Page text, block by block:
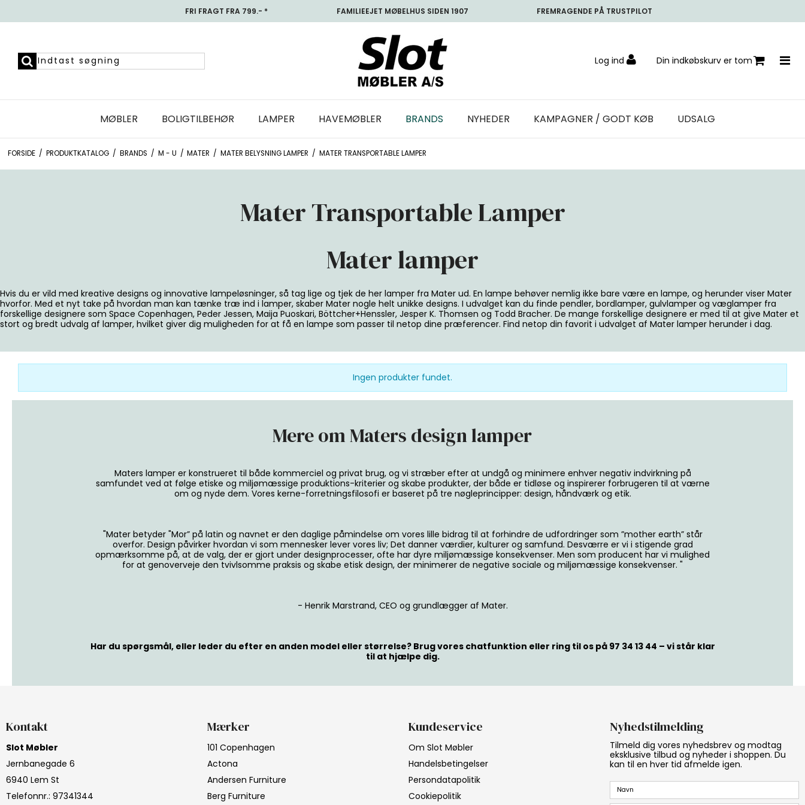
FRI FRAGT FRA 799.- * FAMILIEEJET MØBELHUS SIDEN 1907 FREMRAGENDE PÅ TRUSTPILOT
Log ind Din indkøbskurv er tom
MØBLER BOLIGTILBEHØR LAMPER HAVEMØBLER BRANDS NYHEDER KAMPAGNER / GODT KØB UDSALG
FORSIDE / PRODUKTKATALOG / BRANDS / M - U / MATER / MATER BELYSNING LAMPER / MATER TRANSPORTABLE LAMPER
Mater Transportable Lamper
Mater lamper
Hvis du er vild med kreative designs og innovative lampeløsninger, så tag lige og tjek de her lamper fra Mater ud. En lampe behøver nemlig ikke bare være en lampe, og herunder viser Mater
hvorfor. Med et nyt take på hvordan man kan tænke træ ind i lamper, skaber Mater nogle helt unikke designs. I udvalget kan du finde pendler, bordlamper, gulvlamper og væglamper fra
forskellige designere som Space Copenhagen, Peder Jessen, Maija Puoskari, Böttcher+Henssler, Jesper K. Thomsen og Todd Bracher. De mange forskellige designere er med til at give Mater et
stort og bredt udvalg af lamper, hvilket giver dig muligheden for at få en lampe som passer til netop dine præferencer. Find netop din favorit i udvalget af Mater lamper herunder i dag.
Ingen produkter fundet.
Mere om Maters design lamper
Maters lamper er konstrueret til både kommerciel og privat brug, og vi stræber efter at undgå og minimere enhver negativ indvirkning på
samfundet ved at følge etiske og miljømæssige produktions-kriterier og skabe produkter, der både er tidløse og inspirerer forbrugeren til at værne
om og nyde dem. Vores kerne-forretningsfilosofi er baseret på tre nøgleprincipper: design, håndværk og etik.
"Mater betyder "Mor” på latin og navnet er den daglige påmindelse om vores lille bidrag til at forhindre de udfordringer som ”mother earth” står
overfor. Design påvirker hvordan vi som mennesker lever vores liv; Det danner værdier, kulturer og samfund. Desværre er vi i stigende grad
opmærksomme på, at de valg, der er gjort under designprocesser, ofte har dyre miljømæssige konsekvenser. Men som producent har vi mulighed
for at genoverveje den tvivlsomme praksis og skabe etisk design, der minimerer de negative sociale og miljømæssige konsekvenser. "
- Henrik Marstrand, CEO og grundlægger af Mater.
Har du spørgsmål, eller leder du efter en anden model eller størrelse? Brug vores chatfunktion eller ring til os på 97 34 13 44 – vi står klar
til at hjælpe dig.
Kontakt
Slot Møbler
Jernbanegade 6
6940 Lem St
Telefonnr.: 97341344
Mærker
101 Copenhagen
Actona
Andersen Furniture
Berg Furniture
Kundeservice
Om Slot Møbler
Handelsbetingelser
Persondatapolitik
Cookiepolitik
Nyhedstilmelding
Tilmeld dig vores nyhedsbrev og modtag
eksklusive tilbud og nyheder i shoppen. Du
kan til en hver tid afmelde igen.